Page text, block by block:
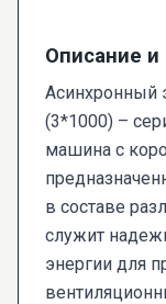
Описание и
Асинхронный
(3*1000) –
машина с
в составе
служит
энергии для